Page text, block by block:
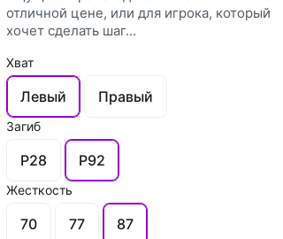
отличной цене, или для игрока, который
хочет сделать шаг...
Хват
Левый Правый
Загиб
P28 P92
Жесткость
70 77 87